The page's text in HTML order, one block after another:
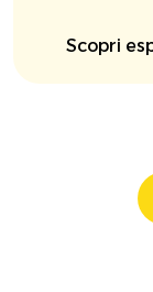
Scopri